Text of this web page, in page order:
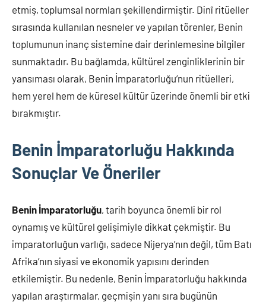
etmiş, toplumsal normları şekillendirmiştir. Dinî ritüeller
sırasında kullanılan nesneler ve yapılan törenler, Benin
toplumunun inanç sistemine dair derinlemesine bilgiler
sunmaktadır. Bu bağlamda, kültürel zenginliklerinin bir
yansıması olarak, Benin İmparatorluğu’nun ritüelleri,
hem yerel hem de küresel kültür üzerinde önemli bir etki
bırakmıştır.
Benin İmparatorluğu Hakkında
Sonuçlar Ve Öneriler
Benin İmparatorluğu, tarih boyunca önemli bir rol
oynamış ve kültürel gelişimiyle dikkat çekmiştir. Bu
imparatorluğun varlığı, sadece Nijerya’nın değil, tüm Batı
Afrika’nın siyasi ve ekonomik yapısını derinden
etkilemiştir. Bu nedenle, Benin İmparatorluğu hakkında
yapılan araştırmalar, geçmişin yanı sıra bugünün